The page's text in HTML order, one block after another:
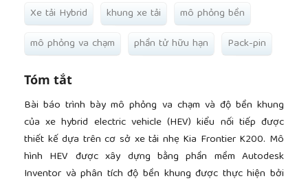
Xe tải Hybrid khung xe tải
mô phỏng bền
mô phỏng va chạm
phần tử hữu hạn Pack-pin
Tóm tắt
Bài báo trình bày mô phỏng va chạm và độ bền khung
của xe hybrid electric vehicle (HEV) kiểu nối tiếp được
thiết kế dựa trên cơ sở xe tải nhẹ Kia Frontier K200. Mô
hình HEV được xây dựng bằng phần mềm Autodesk
Inventor và phân tích độ bền khung được thực hiện bởi